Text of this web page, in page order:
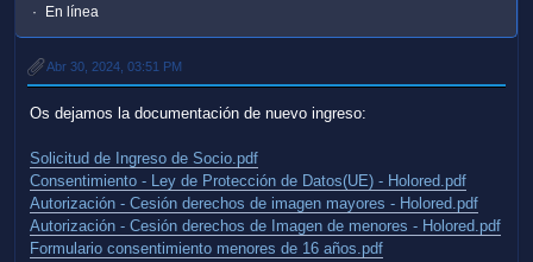
En línea
Abr 30, 2024, 03:51 PM
Os dejamos la documentación de nuevo ingreso:
Solicitud de Ingreso de Socio.pdf
Consentimiento - Ley de Protección de Datos(UE) - Holored.pdf
Autorización - Cesión derechos de imagen mayores - Holored.pdf
Autorización - Cesión derechos de Imagen de menores - Holored.pdf
Formulario consentimiento menores de 16 años.pdf